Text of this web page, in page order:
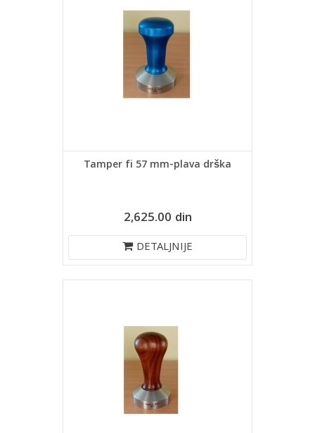
Tamper fi 57 mm-plava drška
2,625.00 din
DETALJNIJE